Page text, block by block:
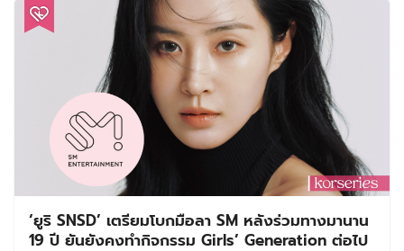
‘ยูริ SNSD’ เตรียมโบกมือลา SM หลังร่วมทางมานาน
19 ปี ยันยังคงทำกิจกรรม Girls’ Generation ต่อไป